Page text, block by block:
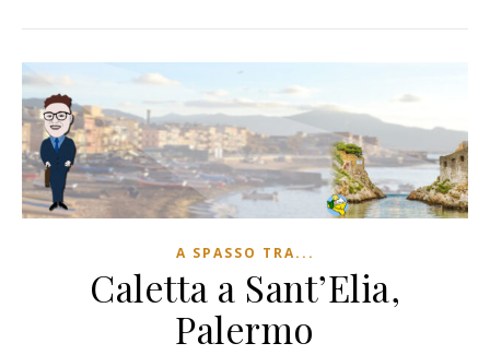
A SPASSO TRA...
Caletta a Sant’Elia,
Palermo